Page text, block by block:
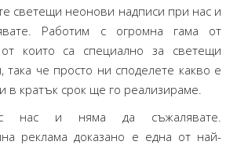
светещи неонови надписи при нас и
Работим с огромна гама от
които са специално за светещи
така че просто ни споделете какво е
в кратък срок ще го реализираме.
с нас и няма да съжалявате.
реклама доказано е една от най-